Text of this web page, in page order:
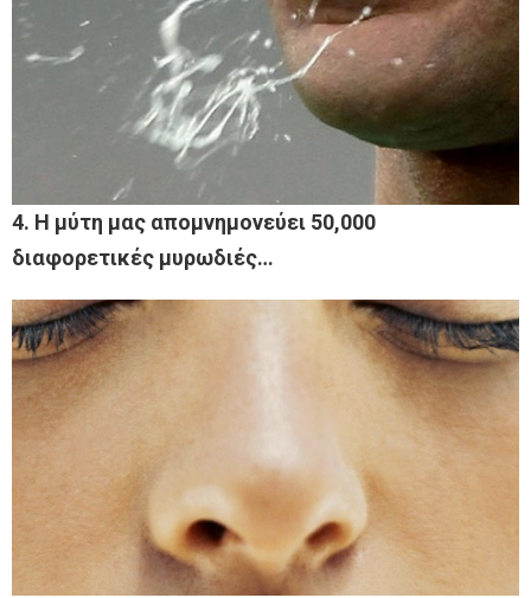
4. Η μύτη μας απομνημονεύει 50,000
διαφορετικές μυρωδιές…